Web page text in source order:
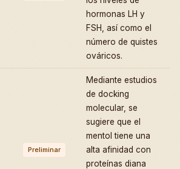
hormonas LH y
FSH, así como el
número de quistes
ováricos.
Preliminar
Mediante estudios
de docking
molecular, se
sugiere que el
mentol tiene una
alta afinidad con
proteínas diana